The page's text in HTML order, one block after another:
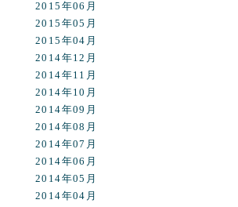
2015年06月
2015年05月
2015年04月
2014年12月
2014年11月
2014年10月
2014年09月
2014年08月
2014年07月
2014年06月
2014年05月
2014年04月